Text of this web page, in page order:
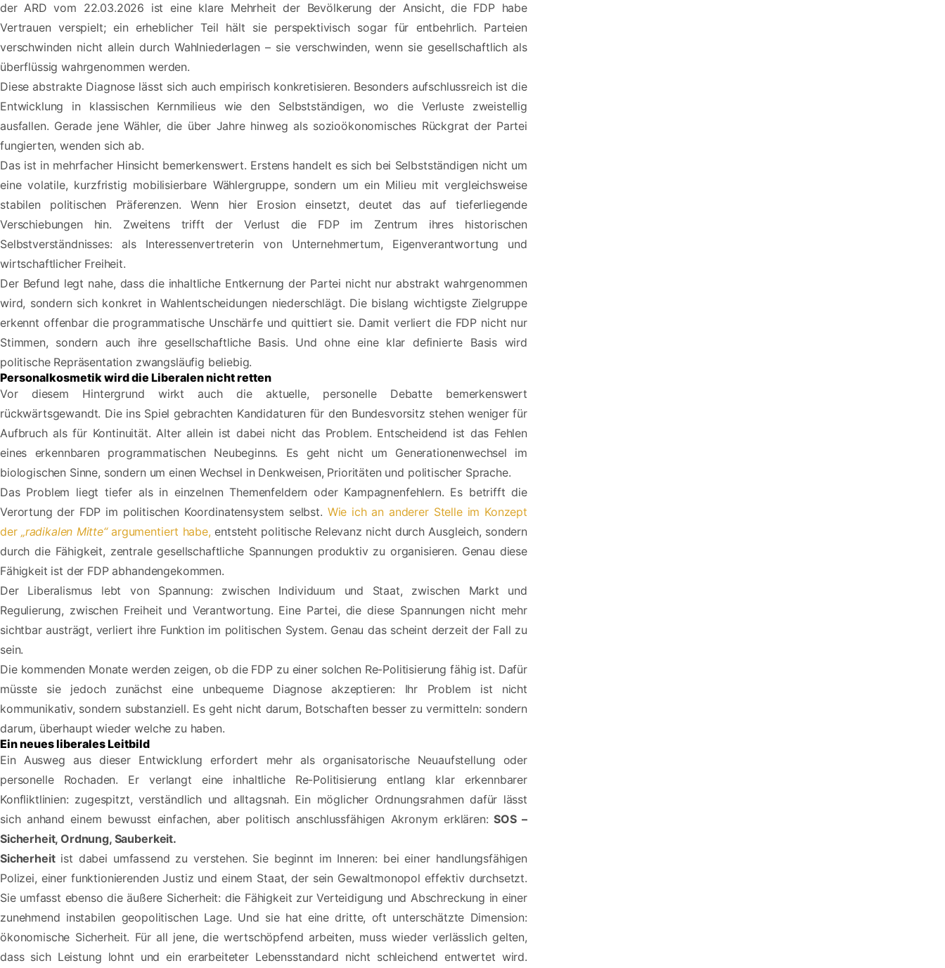
der ARD vom 22.03.2026 ist eine klare Mehrheit der Bevölkerung der Ansicht, die FDP habe
Vertrauen verspielt; ein erheblicher Teil hält sie perspektivisch sogar für entbehrlich. Parteien
verschwinden nicht allein durch Wahlniederlagen – sie verschwinden, wenn sie gesellschaftlich als
überflüssig wahrgenommen werden.
Diese abstrakte Diagnose lässt sich auch empirisch konkretisieren. Besonders aufschlussreich ist die
Entwicklung in klassischen Kernmilieus wie den Selbstständigen, wo die Verluste zweistellig
ausfallen. Gerade jene Wähler, die über Jahre hinweg als sozioökonomisches Rückgrat der Partei
fungierten, wenden sich ab.
Das ist in mehrfacher Hinsicht bemerkenswert. Erstens handelt es sich bei Selbstständigen nicht um
eine volatile, kurzfristig mobilisierbare Wählergruppe, sondern um ein Milieu mit vergleichsweise
stabilen politischen Präferenzen. Wenn hier Erosion einsetzt, deutet das auf tieferliegende
Verschiebungen hin. Zweitens trifft der Verlust die FDP im Zentrum ihres historischen
Selbstverständnisses: als Interessenvertreterin von Unternehmertum, Eigenverantwortung und
wirtschaftlicher Freiheit.
Der Befund legt nahe, dass die inhaltliche Entkernung der Partei nicht nur abstrakt wahrgenommen
wird, sondern sich konkret in Wahlentscheidungen niederschlägt. Die bislang wichtigste Zielgruppe
erkennt offenbar die programmatische Unschärfe und quittiert sie. Damit verliert die FDP nicht nur
Stimmen, sondern auch ihre gesellschaftliche Basis. Und ohne eine klar definierte Basis wird
politische Repräsentation zwangsläufig beliebig.
Personalkosmetik wird die Liberalen nicht retten
Vor diesem Hintergrund wirkt auch die aktuelle, personelle Debatte bemerkenswert
rückwärtsgewandt. Die ins Spiel gebrachten Kandidaturen für den Bundesvorsitz stehen weniger für
Aufbruch als für Kontinuität. Alter allein ist dabei nicht das Problem. Entscheidend ist das Fehlen
eines erkennbaren programmatischen Neubeginns. Es geht nicht um Generationenwechsel im
biologischen Sinne, sondern um einen Wechsel in Denkweisen, Prioritäten und politischer Sprache.
Das Problem liegt tiefer als in einzelnen Themenfeldern oder Kampagnenfehlern. Es betrifft die
Verortung der FDP im politischen Koordinatensystem selbst. Wie ich an anderer Stelle im Konzept
der „radikalen Mitte“argumentiert habe, entsteht politische Relevanz nicht durch Ausgleich, sondern
durch die Fähigkeit, zentrale gesellschaftliche Spannungen produktiv zu organisieren. Genau diese
Fähigkeit ist der FDP abhandengekommen.
Der Liberalismus lebt von Spannung: zwischen Individuum und Staat, zwischen Markt und
Regulierung, zwischen Freiheit und Verantwortung. Eine Partei, die diese Spannungen nicht mehr
sichtbar austrägt, verliert ihre Funktion im politischen System. Genau das scheint derzeit der Fall zu
sein.
Die kommenden Monate werden zeigen, ob die FDP zu einer solchen Re-Politisierung fähig ist. Dafür
müsste sie jedoch zunächst eine unbequeme Diagnose akzeptieren: Ihr Problem ist nicht
kommunikativ, sondern substanziell. Es geht nicht darum, Botschaften besser zu vermitteln: sondern
darum, überhaupt wieder welche zu haben.
Ein neues liberales Leitbild
Ein Ausweg aus dieser Entwicklung erfordert mehr als organisatorische Neuaufstellung oder
personelle Rochaden. Er verlangt eine inhaltliche Re-Politisierung entlang klar erkennbarer
Konfliktlinien: zugespitzt, verständlich und alltagsnah. Ein möglicher Ordnungsrahmen dafür lässt
sich anhand einem bewusst einfachen, aber politisch anschlussfähigen Akronym erklären: SOS –
Sicherheit, Ordnung, Sauberkeit.
Sicherheitist dabei umfassend zu verstehen. Sie beginnt im Inneren: bei einer handlungsfähigen
Polizei, einer funktionierenden Justiz und einem Staat, der sein Gewaltmonopol effektiv durchsetzt.
Sie umfasst ebenso die äußere Sicherheit: die Fähigkeit zur Verteidigung und Abschreckung in einer
zunehmend instabilen geopolitischen Lage. Und sie hat eine dritte, oft unterschätzte Dimension:
ökonomische Sicherheit. Für all jene, die wertschöpfend arbeiten, muss wieder verlässlich gelten,
dass sich Leistung lohnt und ein erarbeiteter Lebensstandard nicht schleichend entwertet wird.